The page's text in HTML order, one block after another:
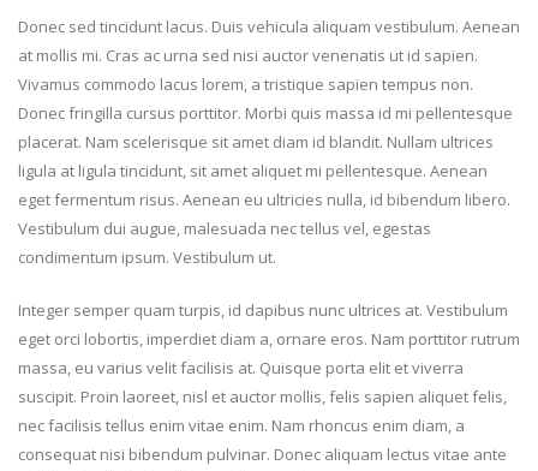
Donec sed tincidunt lacus. Duis vehicula aliquam vestibulum. Aenean
at mollis mi. Cras ac urna sed nisi auctor venenatis ut id sapien.
Vivamus commodo lacus lorem, a tristique sapien tempus non.
Donec fringilla cursus porttitor. Morbi quis massa id mi pellentesque
placerat. Nam scelerisque sit amet diam id blandit. Nullam ultrices
ligula at ligula tincidunt, sit amet aliquet mi pellentesque. Aenean
eget fermentum risus. Aenean eu ultricies nulla, id bibendum libero.
Vestibulum dui augue, malesuada nec tellus vel, egestas
condimentum ipsum. Vestibulum ut.
Integer semper quam turpis, id dapibus nunc ultrices at. Vestibulum
eget orci lobortis, imperdiet diam a, ornare eros. Nam porttitor rutrum
massa, eu varius velit facilisis at. Quisque porta elit et viverra
suscipit. Proin laoreet, nisl et auctor mollis, felis sapien aliquet felis,
nec facilisis tellus enim vitae enim. Nam rhoncus enim diam, a
consequat nisi bibendum pulvinar. Donec aliquam lectus vitae ante